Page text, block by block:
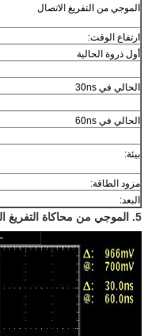
الموجي من التفريغ الاتصال
ارتفاع الوقت:
أول ذروة الحالية
الحالي في 30ns
الحالي في 60ns
بيئة:
مزود الطاقة:
البعد:
5. الموجي من محاكاة التفريغ الكهربائي: